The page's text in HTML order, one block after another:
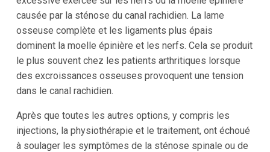
causée par la sténose du canal rachidien. La lame
osseuse complète et les ligaments plus épais
dominent la moelle épinière et les nerfs. Cela se produit
le plus souvent chez les patients arthritiques lorsque
des excroissances osseuses provoquent une tension
dans le canal rachidien.
Après que toutes les autres options, y compris les
injections, la physiothérapie et le traitement, ont échoué
à soulager les symptômes de la sténose spinale ou de